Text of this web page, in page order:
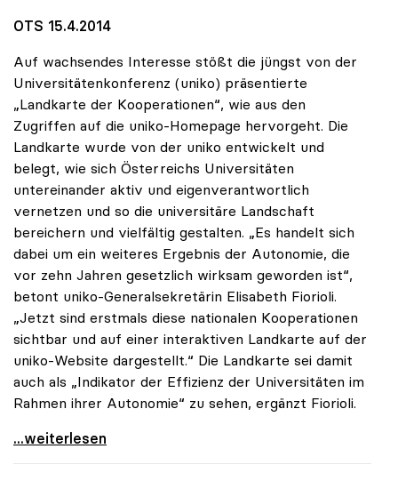
OTS 15.4.2014
Auf wachsendes Interesse stößt die jüngst von der
Universitätenkonferenz (uniko) präsentierte
„Landkarte der Kooperationen“, wie aus den
Zugriffen auf die uniko-Homepage hervorgeht. Die
Landkarte wurde von der uniko entwickelt und
belegt, wie sich Österreichs Universitäten
untereinander aktiv und eigenverantwortlich
vernetzen und so die universitäre Landschaft
bereichern und vielfältig gestalten. „Es handelt sich
dabei um ein weiteres Ergebnis der Autonomie, die
vor zehn Jahren gesetzlich wirksam geworden ist“,
betont uniko-Generalsekretärin Elisabeth Fiorioli.
„Jetzt sind erstmals diese nationalen Kooperationen
sichtbar und auf einer interaktiven Landkarte auf der
uniko-Website dargestellt.“ Die Landkarte sei damit
auch als „Indikator der Effizienz der Universitäten im
Rahmen ihrer Autonomie“ zu sehen, ergänzt Fiorioli.
uniko-Landkarte erhöht Sichtbarkeit der
...weiterlesen